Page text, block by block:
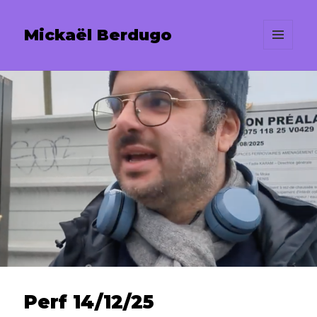
Mickaël Berdugo
Perf 14/12/25